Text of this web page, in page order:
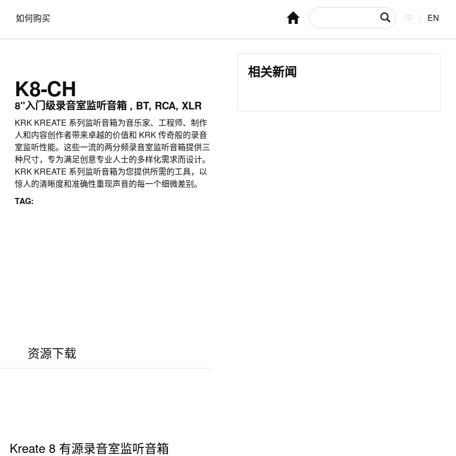
如何购买 中 EN
K8-CH
8"入门级录音室监听音箱 , BT, RCA, XLR
KRK KREATE 系列监听音箱为音乐家、工程师、制作
人和内容创作者带来卓越的价值和 KRK 传奇般的录音
室监听性能。这些一流的两分频录音室监听音箱提供三
种尺寸，专为满足创意专业人士的多样化需求而设计。
KRK KREATE 系列监听音箱为您提供所需的工具，以
惊人的清晰度和准确性重现声音的每一个细微差别。
TAG:
资源下载
Kreate 8 有源录音室监听音箱
相关新闻